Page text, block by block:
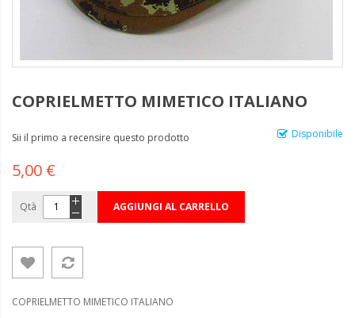
COPRIELMETTO MIMETICO ITALIANO
Disponibile
Sii il primo a recensire questo prodotto
5,00 €
Qtà AGGIUNGI AL CARRELLO
COPRIELMETTO MIMETICO ITALIANO